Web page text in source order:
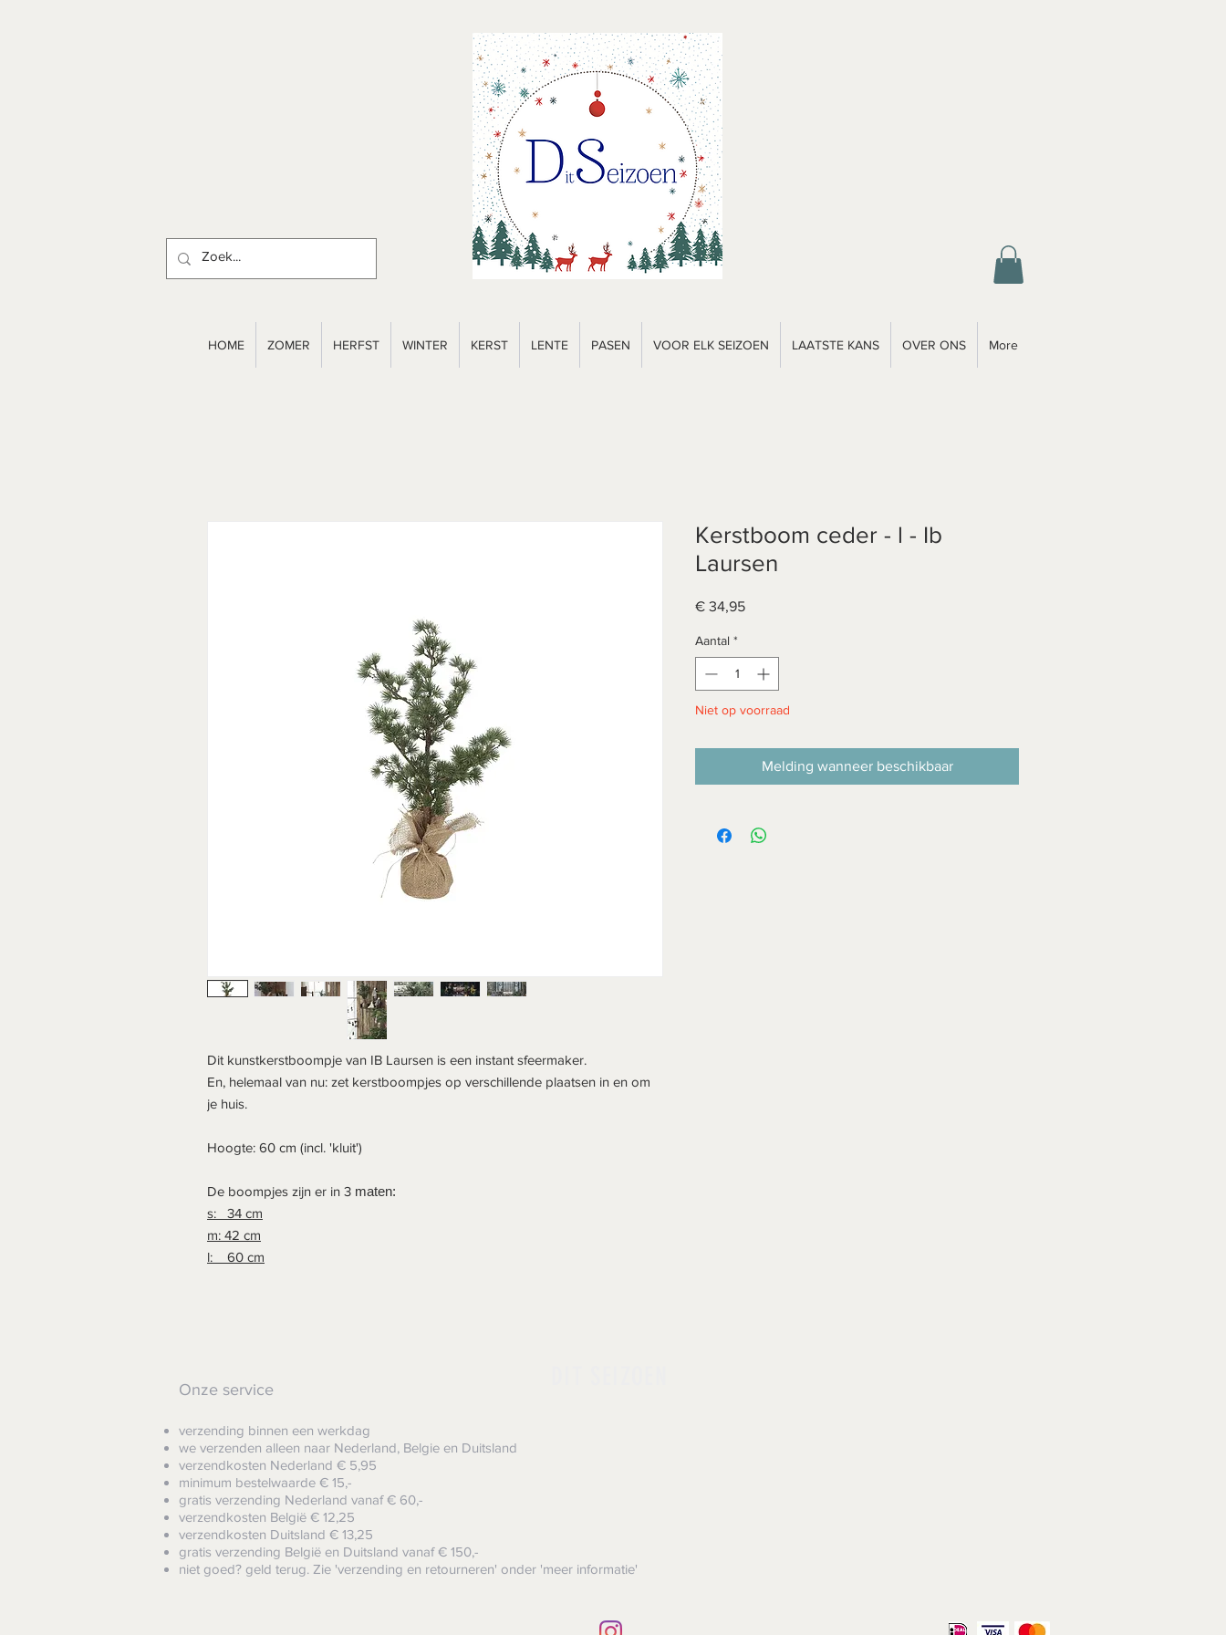
HOME ZOMER HERFST WINTER KERST LENTE PASEN VOOR ELK SEIZOEN LAATSTE KANS OVER ONS More
Dit kunstkerstboompje van IB Laursen is een instant sfeermaker.
En, helemaal van nu: zet kerstboompjes op verschillende plaatsen in en om
je huis.
Hoogte: 60 cm (incl. 'kluit')
De boompjes zijn er in 3 maten:
s: 34 cm
m: 42 cm
l: 60 cm
Kerstboom ceder - l - Ib
Laursen
€ 34,95Prijs
Aantal *
Niet op voorraad
Melding wanneer beschikbaar
Onze service
verzending binnen een werkdag
we verzenden alleen naar Nederland, Belgie en Duitsland
verzendkosten Nederland € 5,95
minimum bestelwaarde € 15,-
gratis verzending Nederland vanaf € 60,-
verzendkosten België € 12,25
verzendkosten Duitsland € 13,25
gratis verzending België en Duitsland vanaf € 150,-
niet goed? geld terug. Zie 'verzending en retourneren' onder 'meer informatie'